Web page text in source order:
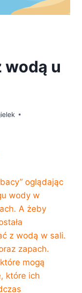
wodą u
oglądając
wody w
A żeby
z wodą w sali.
zapach.
mogą
które ich